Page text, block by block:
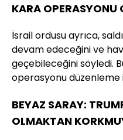
KARA OPERASYONU
İsrail ordusu ayrıca,
devam edeceğini ve
geçebileceğini söyledi.
operasyonu düzenleme
BEYAZ SARAY:
OLMAKTAN